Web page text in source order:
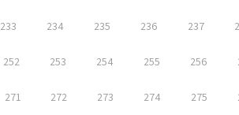
233 234 235 236 237
252 253 254 255 256
271 272 273 274 275